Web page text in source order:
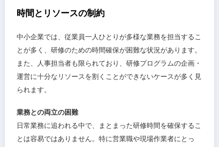
時間とリソースの制約
中小企業では、従業員一人ひとりが多様な業務を担当するこ
とが多く、研修のための時間確保が困難な状況があります。
また、人事担当者も限られており、研修プログラムの企画・
運営に十分なリソースを割くことができないケースが多く見
られます。
業務との両立の困難
日常業務に追われる中で、まとまった研修時間を確保するこ
とは容易ではありません。特に営業職や現場作業者にとっ